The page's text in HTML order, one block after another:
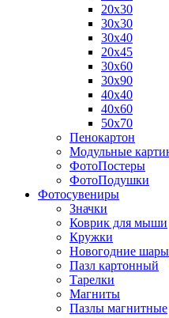
20х30
30х30
30х40
20х45
30х60
30х90
40х40
40х60
50х70
Пенокартон
Модульные
ФотоПостеры
ФотоПодушки
Фотоcувениры
Значки
Коврик для мыши
Кружки
Новогодние шары
Пазл картонный
Тарелки
Магниты
Пазлы магнитные